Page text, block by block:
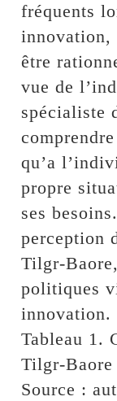
fréquents
innovation,
être
vue de
spécialiste
qu’a
propre
ses
perception
Tilgr-
politiques
innovation.
Tableau 1.
Tilgr-Baore
Source :